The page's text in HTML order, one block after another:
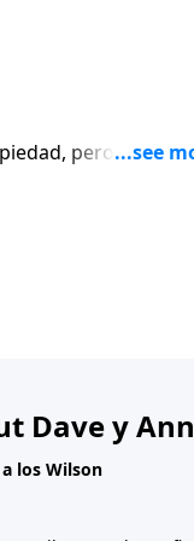
pero lo más
sobre los
a la fecha que se
valor mayor al de
Dave y
los Wilson